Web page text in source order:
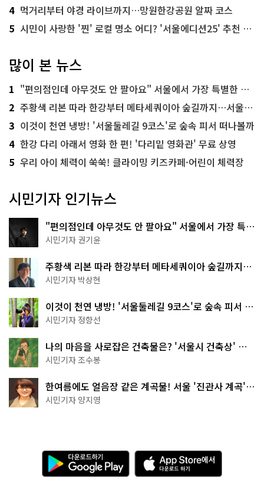
4 먹거리부터 야경 라이브까지…망원한강공원 알짜 코스
5 시민이 사랑한 '찐' 로컬 명소 어디? '서울에디션25' 추천 코스
많이 본 뉴스
1 "편의점인데 아무것도 안 팔아요" 서울에서 가장 특별한 편의점의 정체
2 주황색 리본 따라 한강부터 메타세쿼이아 숲길까지…서울둘레길 15코스
3 이것이 천연 냉방! '서울둘레길 9코스'로 숲속 피서 떠나볼까
4 한강 다리 아래서 영화 한 편! '다리밑 영화관' 무료 상영
5 우리 아이 체력이 쑥쑥! 클라이밍 키즈카페·어린이 체력장
시민기자 인기뉴스
"편의점인데 아무것도 안 팔아요" 서울에서 가장 특별
한 편의점의 정체
시민기자 권기윤
주황색 리본 따라 한강부터 메타세쿼이아 숲길까지…
서울둘레길 15코스
시민기자 박상현
이것이 천연 냉방! '서울둘레길 9코스'로 숲속 피서 떠
나볼까
시민기자 정향선
나의 마음을 사로잡은 건축물은? '서울시 건축상' 수
상작 공개!
시민기자 조수봉
한여름에도 얼음장 같은 계곡물! 서울 '진관사 계곡'이
천국이네~
시민기자 양지영
다
운
로
A
p
p